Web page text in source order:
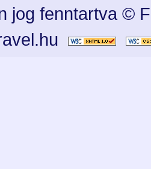
jog fenntartva ©